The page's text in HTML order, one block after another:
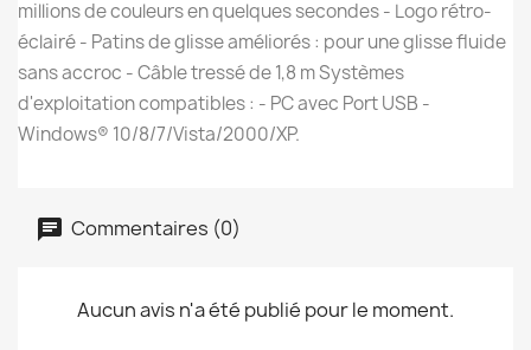
millions de couleurs en quelques secondes - Logo rétro-
éclairé - Patins de glisse améliorés : pour une glisse fluide
sans accroc - Câble tressé de 1,8 m Systèmes
d'exploitation compatibles : - PC avec Port USB -
Windows® 10/8/7/Vista/2000/XP.
Commentaires (0)
Aucun avis n'a été publié pour le moment.